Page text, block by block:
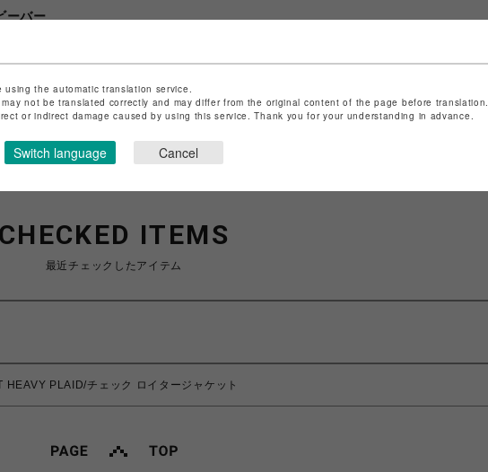
ーバー
わせはこちら
CHECKED ITEMS
最近チェックしたアイテム
PLAID/チェック ロイタージャケット
the automatic translation service.
not be translated correctly and may differ from the original content of the page before translation.
or indirect damage caused by using this service. Thank you for your understanding in advance.
Switch language Cancel